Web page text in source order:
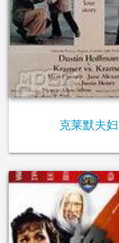
克莱默夫妇